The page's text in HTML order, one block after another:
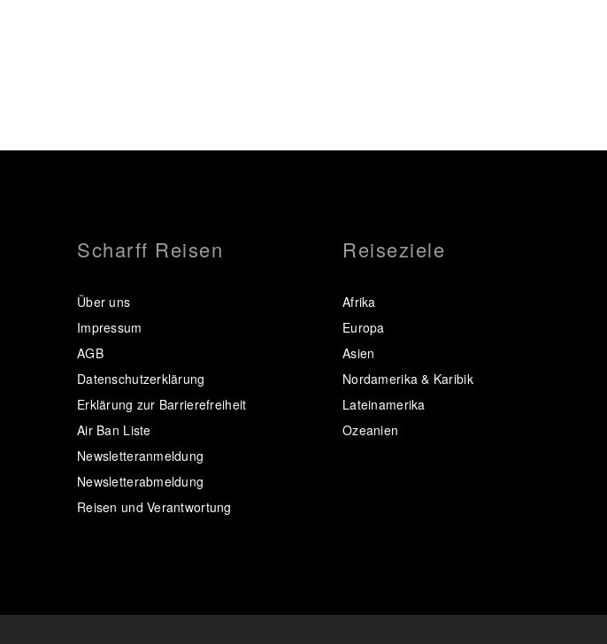
Scharff Reisen
Über uns
Impressum
AGB
Datenschutzerklärung
Erklärung zur Barrierefreiheit
Air Ban Liste
Newsletteranmeldung
Newsletterabmeldung
Reisen und Verantwortung
Reiseziele
Afrika
Europa
Asien
Nordamerika & Karibik
Lateinamerika
Ozeanien